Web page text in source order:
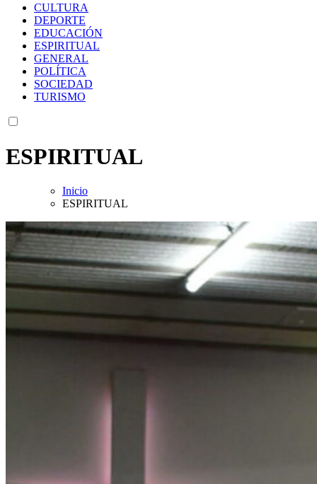
CULTURA
DEPORTE
EDUCACIÓN
ESPIRITUAL
GENERAL
POLÍTICA
SOCIEDAD
TURISMO
ESPIRITUAL
Inicio
ESPIRITUAL